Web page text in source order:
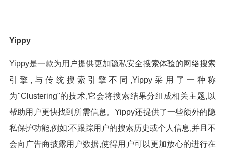
Yippy
Yippy是一款为用户提供更加隐私安全搜索体验的网络搜索
引擎,与传统搜索引擎不同,Yippy采用了一种称
为"Clustering"的技术,它会将搜索结果分组成相关主题,以
帮助用户更快找到所需信息。Yippy还提供了一些额外的隐
私保护功能,例如:不跟踪用户的搜索历史或个人信息,并且不
会向广告商披露用户数据,使得用户可以更加放心的进行在